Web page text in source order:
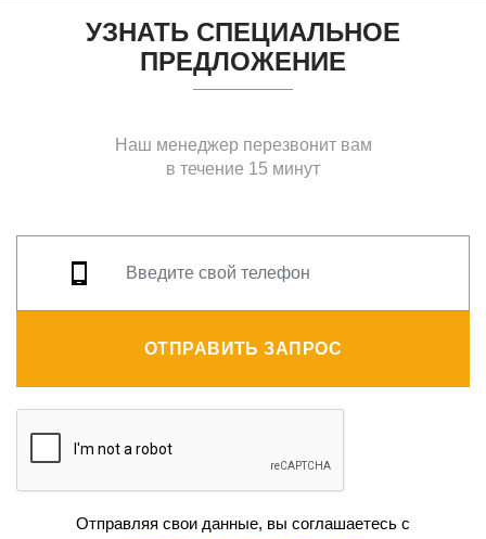
УЗНАТЬ СПЕЦИАЛЬНОЕ
ПРЕДЛОЖЕНИЕ
Наш менеджер перезвонит вам
в течение 15 минут
ОТПРАВИТЬ ЗАПРОС
Отправляя свои данные, вы соглашаетесь с